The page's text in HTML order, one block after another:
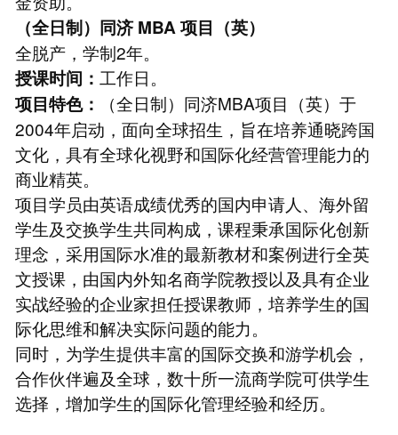
（全日制）同济 MBA项目（英）
全脱产，学制2年。
授课时间： 工作日。
项目特色：
（全日制）同济MBA项目（英）于
2004年启动，面向全球招生，旨在培养通晓跨国
文化，具有全球化视野和国际化经营管理能力的
商业精英。
项目学员由英语成绩优秀的国内申请人、海外留
学生及交换学生共同构成，课程秉承国际化创新
理念，采用国际水准的最新教材和案例进行全英
文授课，由国内外知名商学院教授以及具有企业
实战经验的企业家担任授课教师，培养学生的国
际化思维和解决实际问题的能力。
同时，为学生提供丰富的国际交换和游学机会，
合作伙伴遍及全球，数十所一流商学院可供学生
选择，增加学生的国际化管理经验和经历。